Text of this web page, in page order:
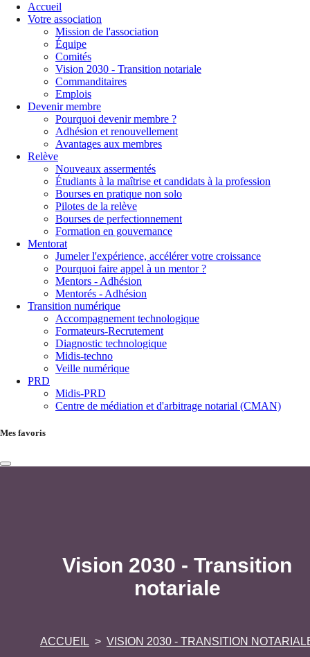
Accueil
Votre association
Mission de l'association
Équipe
Comités
Vision 2030 - Transition notariale
Commanditaires
Emplois
Devenir membre
Pourquoi devenir membre ?
Adhésion et renouvellement
Avantages aux membres
Relève
Nouveaux assermentés
Étudiants à la maîtrise et candidats à la profession
Bourses en pratique non solo
Pilotes de la relève
Bourses de perfectionnement
Formation en gouvernance
Mentorat
Jumeler l'expérience, accélérer votre croissance
Pourquoi faire appel à un mentor ?
Mentors - Adhésion
Mentorés - Adhésion
Transition numérique
Accompagnement technologique
Formateurs-Recrutement
Diagnostic technologique
Midis-techno
Veille numérique
PRD
Midis-PRD
Centre de médiation et d'arbitrage notarial (CMAN)
Mes favoris
Vision 2030 - Transition
notariale
ACCUEIL VISION 2030 - TRANSITION